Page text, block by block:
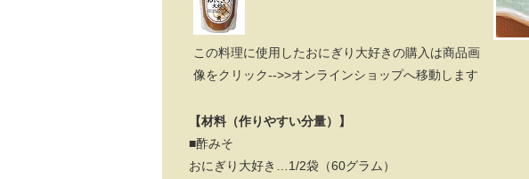
この料理に使用したおにぎり大好きの購入は商品画
像をクリック-->>オンラインショップへ移動します
【材料（作りやすい分量）】
■酢みそ
おにぎり大好き…1/2袋（60グラム）